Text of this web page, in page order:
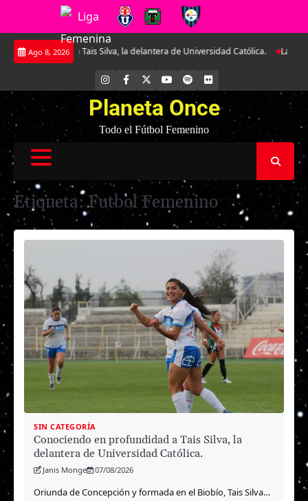
Saltar
Ago 8, 2026
Silva, la delantera de Universidad Católica. La Roja Sub-17 midió
INSTAGRAM
FACEBOOK YOUTUBE
SPOTIFYFLICKR
Planeta Once
Todo el Fútbol Femenino
Etiqueta:Futbol Femenino
SIN CATEGORÍA
Conociendo en profundidad a Tais Silva, la
delantera de Universidad Católica.
Janis Monge 07/08/2026
Oriunda de Concepción y formada en el Biobío, Tais Silva…